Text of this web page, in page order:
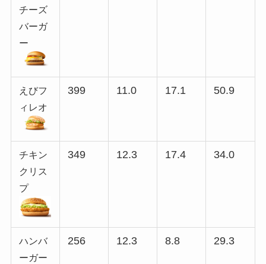
チーズ
バーガ
ー
えびフ
ィレオ
399 11.0 17.1 50.9
チキン
クリス
プ
349 12.3 17.4 34.0
ハンバ
ーガー
256 12.3 8.8 29.3